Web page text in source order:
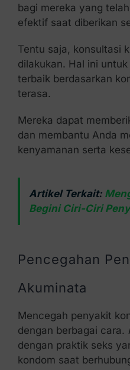
bagi mereka yang
efektif saat diberikan
Tentu saja, konsultasi
dilakukan. Hal ini
terbaik berdasarkan
terasa.
Mereka dapat
dan membantu Anda
kenyamanan serta
Artikel Terkait:
Begini Ciri-Ciri
Pencegahan
Akuminata
Mencegah penyakit
dengan berbagai cara.
dengan praktik seks
kondom saat